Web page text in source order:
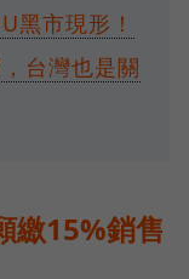
黑市現形！
台灣也是關
繳15%銷售